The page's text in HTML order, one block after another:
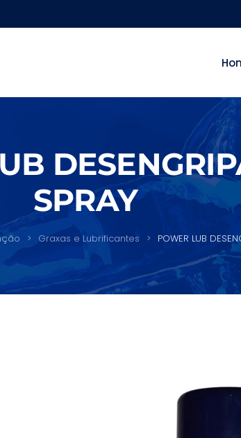
SPRAY
Graxas e Lubrificantes POWER LUB